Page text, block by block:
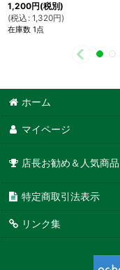
1,200円(税別)
(税込 : 1,320円)
在庫数 1点
ホーム
マイページ
店長お勧め＆人気商品
特定商取引法表示
リンク集